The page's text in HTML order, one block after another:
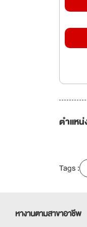
ตำแห
Tags :
หางานตามสาขาอาชีพ